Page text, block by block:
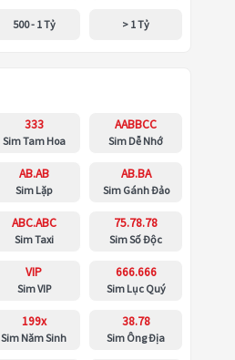
500 - 1 Tỷ > 1 Tỷ
333
Sim Tam Hoa
AABBCC
Sim Dễ Nhớ
AB.AB
Sim Lặp
AB.BA
Sim Gánh Đảo
ABC.ABC
Sim Taxi
75.78.78
Sim Số Độc
VIP
Sim VIP
666.666
Sim Lục Quý
199x
Sim Năm Sinh
38.78
Sim Ông Địa